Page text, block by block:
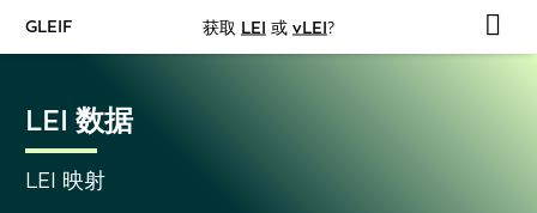
GLEIF 获取 LEI 或 vLEI?
LEI 数据
LEI 映射